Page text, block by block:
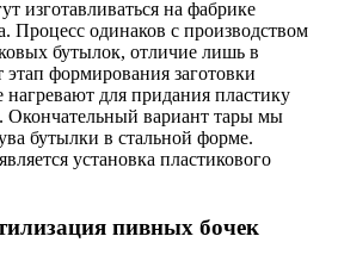
изготавливаться на фабрике
Процесс одинаков с производством
бутылок, отличие лишь в
этап формирования заготовки
нагревают для придания пластику
Окончательный вариант тары мы
бутылки в стальной форме.
установка пластикового
пивных бочек